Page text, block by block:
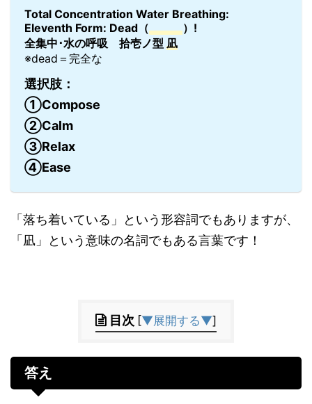
Total Concentration Water Breathing:
Eleventh Form: Dead（
）!
全集中･水の呼吸 拾壱ノ型 凪
※dead＝完全な
選択肢：
①Compose
②Calm
③Relax
④Ease
「落ち着いている」という形容詞でもありますが、
「凪」という意味の名詞でもある言葉です！
目次 [▼展開する▼]
答え